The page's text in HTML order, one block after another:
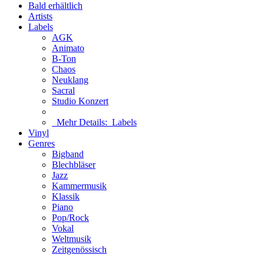
Bald erhältlich
Artists
Labels
AGK
Animato
B-Ton
Chaos
Neuklang
Sacral
Studio Konzert
Mehr Details: Labels
Vinyl
Genres
Bigband
Blechbläser
Jazz
Kammermusik
Klassik
Piano
Pop/Rock
Vokal
Weltmusik
Zeitgenössisch